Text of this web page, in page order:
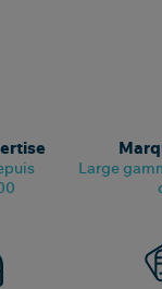
Large